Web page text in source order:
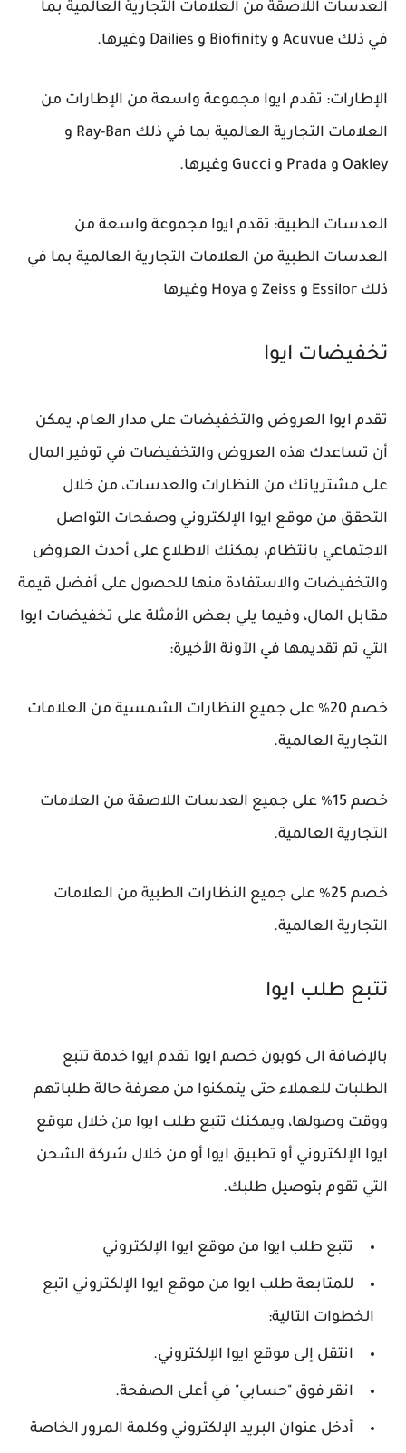
العدسات اللاصقة من العلامات التجارية العالمية بما
في ذلك Acuvue و Biofinity و Dailies وغيرها.
الإطارات: تقدم ايوا مجموعة واسعة من الإطارات من
العلامات التجارية العالمية بما في ذلك Ray-Ban و
Oakley و Prada و Gucci وغيرها.
العدسات الطبية: تقدم ايوا مجموعة واسعة من
العدسات الطبية من العلامات التجارية العالمية بما في
ذلك Essilor و Zeiss و Hoya وغيرها
تخفيضات ايوا
تقدم ايوا العروض والتخفيضات على مدار العام، يمكن
أن تساعدك هذه العروض والتخفيضات في توفير المال
على مشترياتك من النظارات والعدسات، من خلال
التحقق من موقع ايوا الإلكتروني وصفحات التواصل
الاجتماعي بانتظام، يمكنك الاطلاع على أحدث العروض
والتخفيضات والاستفادة منها للحصول على أفضل قيمة
مقابل المال، وفيما يلي بعض الأمثلة على تخفيضات ايوا
التي تم تقديمها في الآونة الأخيرة:
خصم 20٪ على جميع النظارات الشمسية من العلامات
التجارية العالمية.
خصم 15٪ على جميع العدسات اللاصقة من العلامات
التجارية العالمية.
خصم 25٪ على جميع النظارات الطبية من العلامات
التجارية العالمية.
تتبع طلب ايوا
بالإضافة الى كوبون خصم ايوا تقدم ايوا خدمة تتبع
الطلبات للعملاء حتى يتمكنوا من معرفة حالة طلباتهم
ووقت وصولها، ويمكنك تتبع طلب ايوا من خلال موقع
ايوا الإلكتروني أو تطبيق ايوا أو من خلال شركة الشحن
التي تقوم بتوصيل طلبك.
تتبع طلب ايوا من موقع ايوا الإلكتروني
للمتابعة طلب ايوا من موقع ايوا الإلكتروني اتبع
الخطوات التالية:
انتقل إلى موقع ايوا الإلكتروني.
انقر فوق "حسابي" في أعلى الصفحة.
أدخل عنوان البريد الإلكتروني وكلمة المرور الخاصة